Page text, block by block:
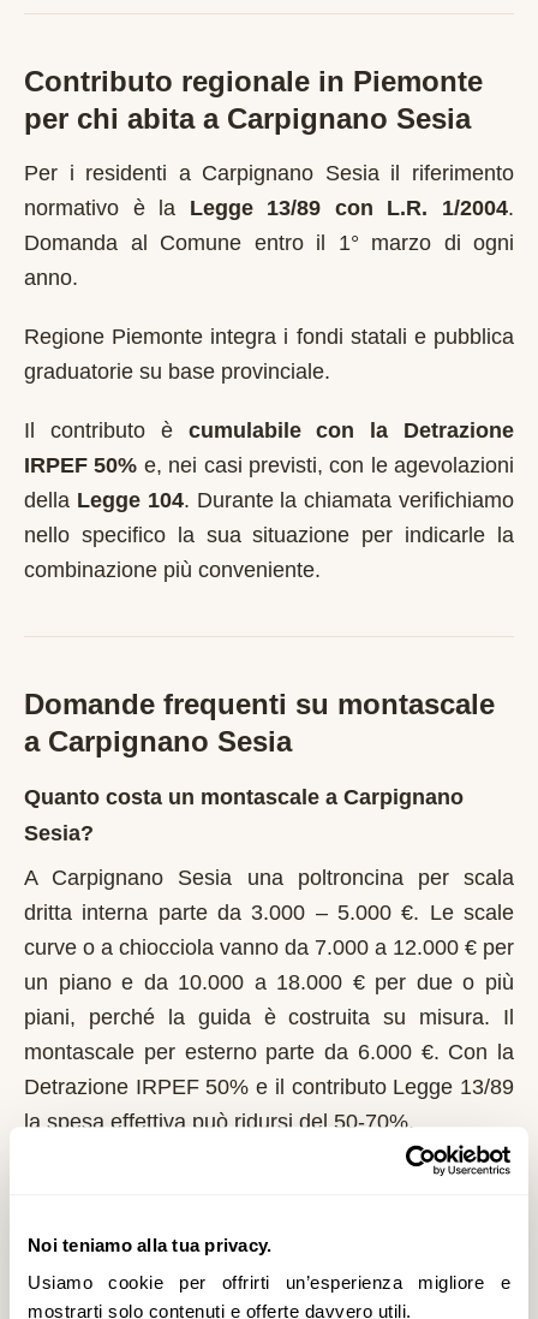
Noi teniamo alla tua privacy.
Usiamo cookie per offrirti un’esperienza migliore e
mostrarti solo contenuti e offerte davvero utili.
Contributo regionale in Piemonte
per chi abita a Carpignano Sesia
Per i residenti a Carpignano Sesiail riferimento
normativo è la
Legge 13/89 con L.R. 1/2004.
Domanda al Comune entro il 1° marzo di ogni
anno.
Regione Piemonte integra i fondi statali e pubblica
graduatorie su base provinciale.
Il contributo è cumulabile con la Detrazione
IRPEF 50% e, nei casi previsti, con le agevolazioni
della Legge 104. Durante la chiamata verifichiamo
nello specifico la sua situazione per indicarle la
combinazione più conveniente.
Domande frequenti su montascale
a Carpignano Sesia
Quanto costa un montascale a Carpignano
Sesia?
A Carpignano Sesia una poltroncina per scala
dritta interna parte da 3.000 – 5.000 €. Le scale
curve o a chiocciola vanno da 7.000 a 12.000 € per
un piano e da 10.000 a 18.000 € per due o più
piani, perché la guida è costruita su misura. Il
montascale per esterno parte da 6.000 €. Con la
Detrazione IRPEF 50% e il contributo Legge 13/89
la spesa effettiva può ridursi del 50-70%.
13/89 con L.R. 1/2004. Domanda al Comune entro